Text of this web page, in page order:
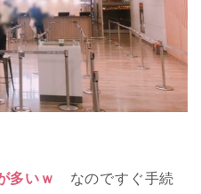
多いｗ
なのですぐ手続